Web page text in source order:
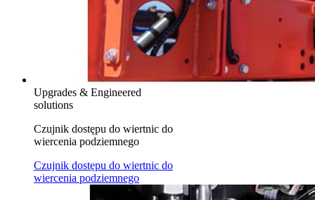
Upgrades & Engineered
solutions
Czujnik dostępu do wiertnic do
wiercenia podziemnego
Czujnik dostępu do wiertnic do
wiercenia podziemnego